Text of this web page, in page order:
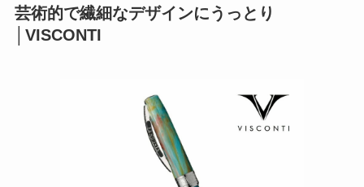
芸術的で繊細なデザインにうっとり
│VISCONTI